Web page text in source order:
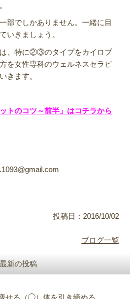
部でしかありません。一緒に目
いきましょう。
、特に②③のタイプをカイロプ
を女性専科のウェルネスセラピ
きます。
トのコツ～前半」はコチラから
投稿日：2016/10/02
ブログ一覧
最新の投稿